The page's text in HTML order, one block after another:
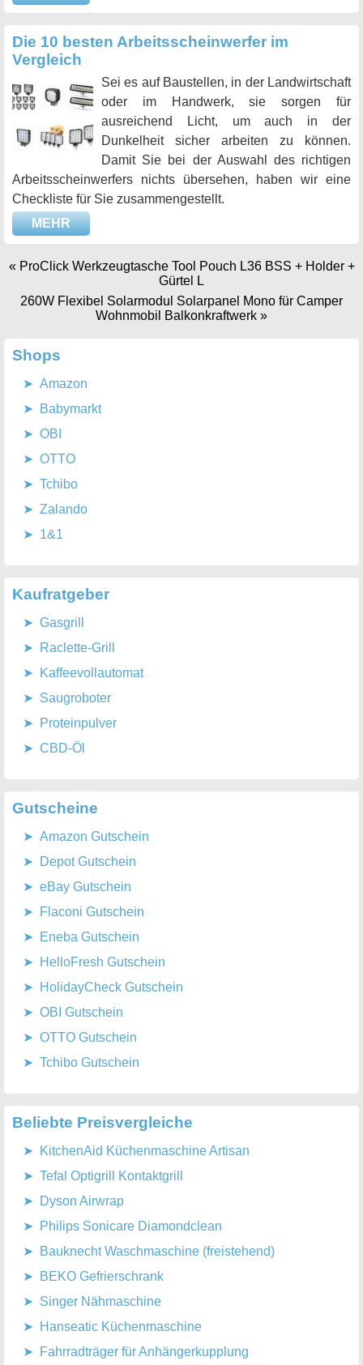
Die 10 besten Arbeitsscheinwerfer im
Vergleich
Sei es auf Baustellen, in der Landwirtschaft
oder im Handwerk, sie sorgen für
ausreichend Licht, um auch in der
Dunkelheit sicher arbeiten zu können.
Damit Sie bei der Auswahl des richtigen
Arbeitsscheinwerfers nichts übersehen, haben wir eine
Checkliste für Sie zusammengestellt.
MEHR
« ProClick Werkzeugtasche Tool Pouch L36 BSS + Holder +
Gürtel L
260W Flexibel Solarmodul Solarpanel Mono für Camper
Wohnmobil Balkonkraftwerk »
Shops
Amazon
Babymarkt
OBI
OTTO
Tchibo
Zalando
1&1
Kaufratgeber
Gasgrill
Raclette-Grill
Kaffeevollautomat
Saugroboter
Proteinpulver
CBD-Öl
Gutscheine
Amazon Gutschein
Depot Gutschein
eBay Gutschein
Flaconi Gutschein
Eneba Gutschein
HelloFresh Gutschein
HolidayCheck Gutschein
OBI Gutschein
OTTO Gutschein
Tchibo Gutschein
Beliebte Preisvergleiche
KitchenAid Küchenmaschine Artisan
Tefal Optigrill Kontaktgrill
Dyson Airwrap
Philips Sonicare Diamondclean
Bauknecht Waschmaschine (freistehend)
BEKO Gefrierschrank
Singer Nähmaschine
Hanseatic Küchenmaschine
Fahrradträger für Anhängerkupplung